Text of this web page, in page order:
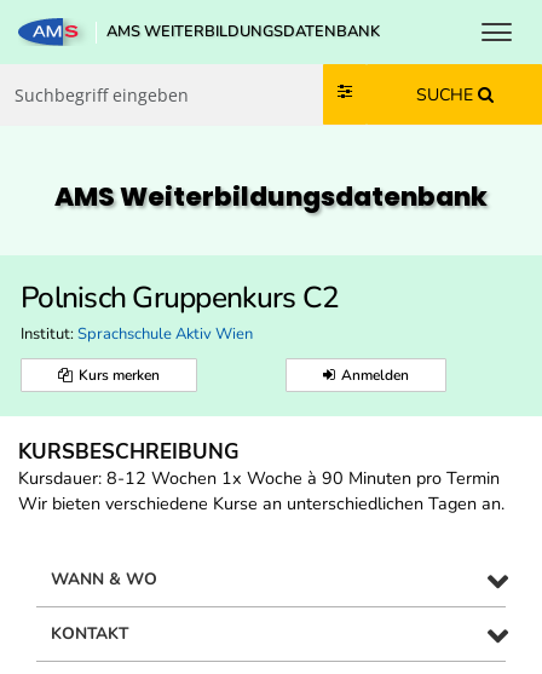
Zum Inhalt springen
Zum Navmenü springen
Zur Suche springen
Zur Footer springen
AMS WEITERBILDUNGSDATENBANK
SUCHE
AMS Weiterbildungs­datenbank
Polnisch Gruppenkurs C2
Institut: Sprachschule Aktiv Wien
Kurs merken Anmelden
KURSBESCHREIBUNG
Kursdauer: 8-12 Wochen 1x Woche à 90 Minuten pro Termin
Wir bieten verschiedene Kurse an unterschiedlichen Tagen an.
WANN & WO
KONTAKT